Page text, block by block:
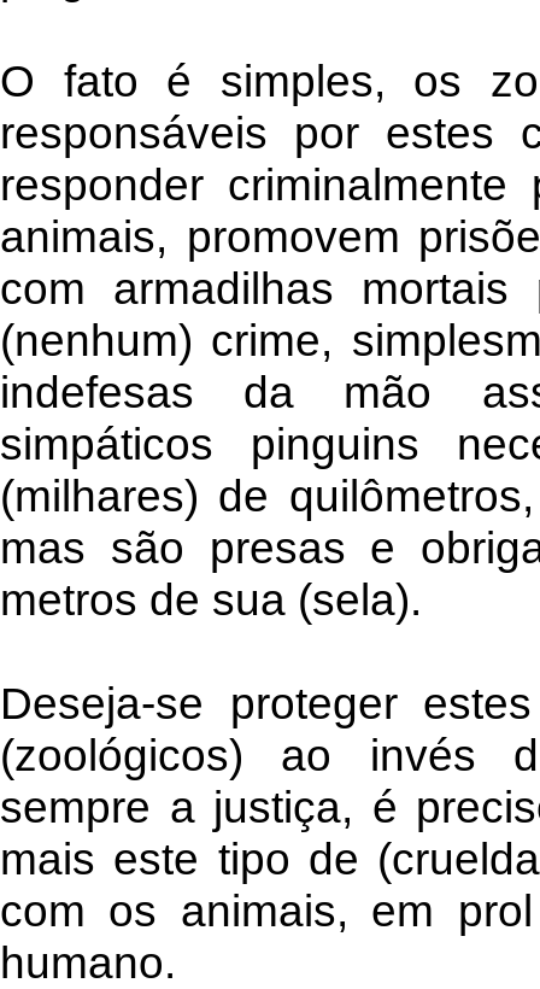
O fato é simples, os
responsáveis por estes
responder
animais, promovem
com armadilhas
(nenhum) crime,
indefesas da mão
simpáticos pinguins
(milhares) de
mas são presas e
metros de sua (sela).
Deseja-se proteger
(zoológicos) ao invés
sempre a justiça, é
mais este tipo de
com os animais, em
humano.